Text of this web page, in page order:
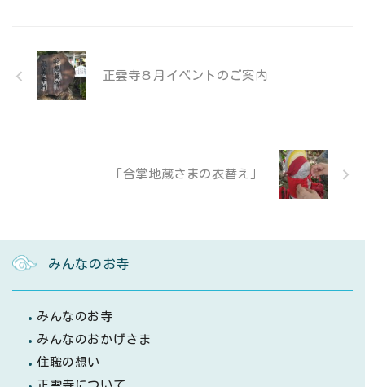
正雲寺８月イベントのご案内
「合掌地蔵さまの衣替え」
みんなのお寺
みんなのお寺
みんなのおかげさま
住職の想い